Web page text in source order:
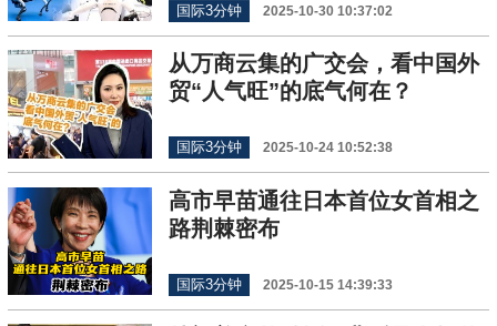
国际3分钟 2025-10-30 10:37:02
从万商云集的广交会，看中国外
贸“人气旺”的底气何在？
国际3分钟 2025-10-24 10:52:38
高市早苗通往日本首位女首相之
路荆棘密布
国际3分钟 2025-10-15 14:39:33